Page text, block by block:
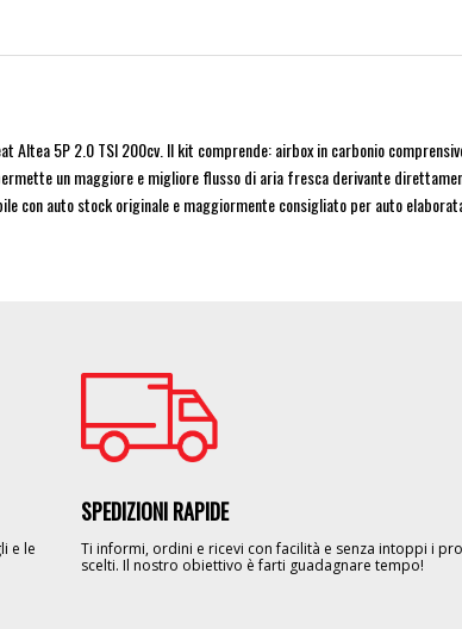
Altea 5P 2.0 TSI 200cv. Il kit comprende: airbox in carbonio
un maggiore e migliore flusso di aria fresca derivante
con auto stock originale e maggiormente consigliato per auto
e le
Image
SPEDIZIONI RAPIDE
Ti informi, ordini e ricevi con facilità e senza intoppi i
scelti. Il nostro obiettivo è farti guadagnare tempo!